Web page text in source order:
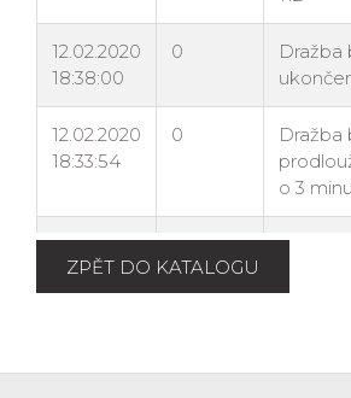
ZPĚT DO KATALOGU